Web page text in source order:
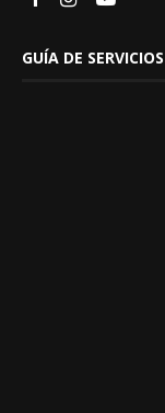
GUÍA DE SERVICIOS